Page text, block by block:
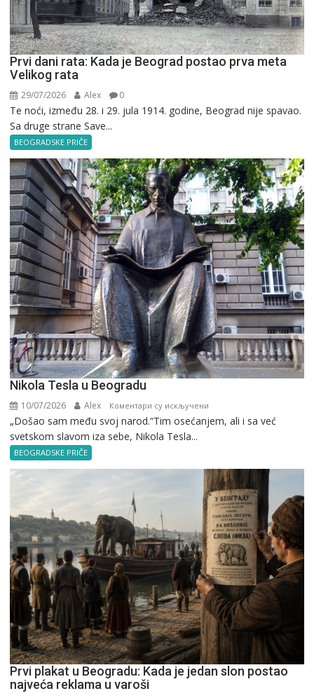
Prvi dani rata: Kada je Beograd postao prva meta
Velikog rata
29/07/2026 Alex 0
Te noći, između 28. i 29. jula 1914. godine, Beograd nije spavao.
Sa druge strane Save...
BEOGRADSKE PRIČE
Nikola Tesla u Beogradu
10/07/2026 Alex Коментари су искључени
Nikola
Beogradu
„Došao sam među svoj narod.“Tim osećanjem, ali i sa već
svetskom slavom iza sebe, Nikola Tesla...
BEOGRADSKE PRIČE
Prvi plakat u Beogradu: Kada je jedan slon postao
najveća reklama u varoši